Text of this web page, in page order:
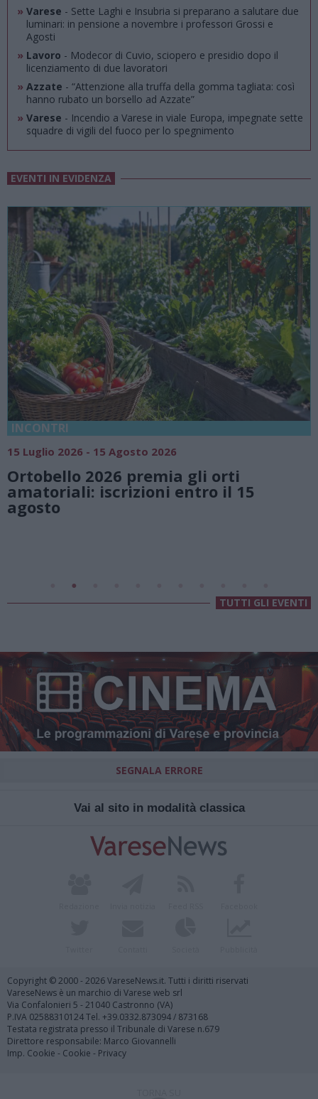
» Varese - Sette Laghi e Insubria si preparano a salutare due
luminari: in pensione a novembre i professori Grossi e
Agosti
» Lavoro - Modecor di Cuvio, sciopero e presidio dopo il
licenziamento di due lavoratori
» Azzate - “Attenzione alla truffa della gomma tagliata: così
hanno rubato un borsello ad Azzate”
» Varese - Incendio a Varese in viale Europa, impegnate sette
squadre di vigili del fuoco per lo spegnimento
EVENTI IN EVIDENZA
18 Luglio 2026 - 15 Agosto 2026
Vivi l’estate a Villa Fogazzaro Roi. Tra
natura e atmosfere senza tempo sul
Lago di Lugano
Valsolda
TUTTI GLI EVENTI
SEGNALA ERRORE
Vai al sito in modalità classica
Copyright © 2000 - 2026 VareseNews.it. Tutti i diritti riservati
VareseNews è un marchio di Varese web srl
Via Confalonieri 5 - 21040 Castronno (VA)
P.IVA 02588310124 Tel. +39.0332.873094 / 873168
Testata registrata presso il Tribunale di Varese n.679
Direttore responsabile: Marco Giovannelli
Imp. Cookie - Cookie - Privacy